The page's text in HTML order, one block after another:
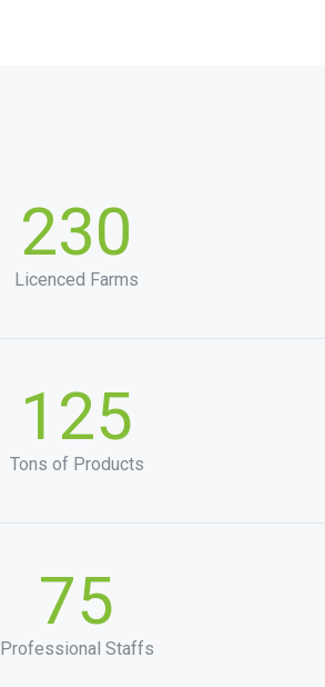
230
Licenced Farms
125
Tons of Products
75
Professional Staffs